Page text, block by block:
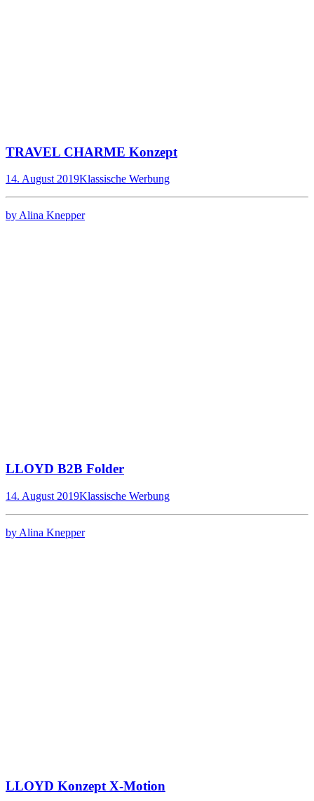
TRAVEL CHARME Konzept
14. August 2019Klassische Werbung
by Alina Knepper
LLOYD B2B Folder
14. August 2019Klassische Werbung
by Alina Knepper
LLOYD Konzept X-Motion